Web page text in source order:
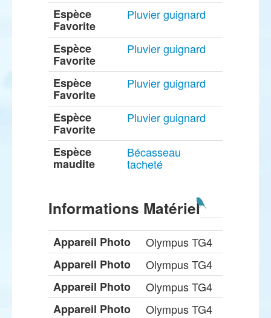
Espèce
Favorite
Pluvier guignard
Espèce
Favorite
Pluvier guignard
Espèce
Favorite
Pluvier guignard
Espèce
Favorite
Pluvier guignard
Espèce
maudite
Bécasseau
tacheté
Informations Matériel
Appareil Photo
Olympus TG4
Appareil Photo
Olympus TG4
Appareil Photo
Olympus TG4
Appareil Photo
Olympus TG4